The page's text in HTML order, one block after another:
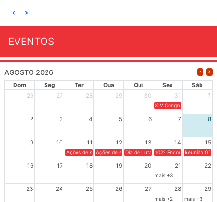
EVENTOS
AGOSTO 2026
Dom Seg Ter Qua Qui Sex
Sáb
26
27 28 29 30 31 1
XIV Congresso Brasileiro
2 3 4 5 6 7 8
9 10 11 12 13 14 15
Ações de solidariedade a Cuba no Rio Grande do Sul - 100
Ações de solidariedade a Cuba no Rio Grande do
Dia de Luta em Defesa de Cuba e da
102º Encontro da
Reunião
16 17 18 19 20 21 22
mais +3
23 24 25 26 27 28 29
mais +2 mais +3